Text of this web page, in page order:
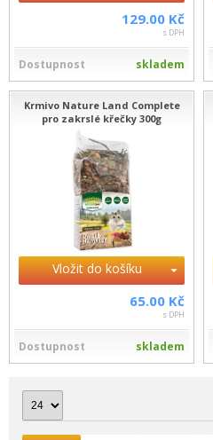
129.00 Kč
s DPH
Dostupnost skladem
Krmivo Nature Land Complete
pro zakrslé křečky 300g
Vložit do košíku
65.00 Kč
s DPH
Dostupnost skladem